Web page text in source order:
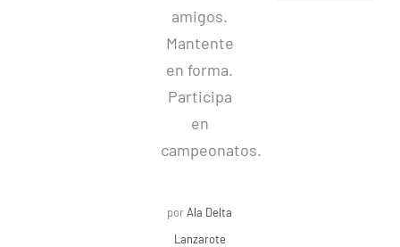
amigos.
Mantente
en forma.
Participa
en
campeonatos.
porAla Delta
Lanzarote